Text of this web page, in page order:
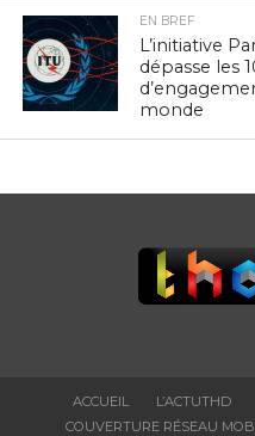
EN BREF
L’initiative
dépasse les
monde
ACCUEIL L’ACTUTHD
COUVERTURE RÉSEAU